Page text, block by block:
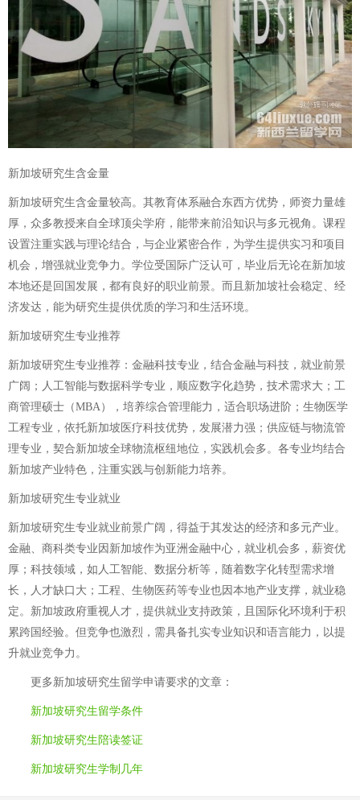
新加坡研究生含金量
新加坡研究生含金量较高。其教育体系融合东西方优势，师资力量雄
厚，众多教授来自全球顶尖学府，能带来前沿知识与多元视角。课程
设置注重实践与理论结合，与企业紧密合作，为学生提供实习和项目
机会，增强就业竞争力。学位受国际广泛认可，毕业后无论在新加坡
本地还是回国发展，都有良好的职业前景。而且新加坡社会稳定、经
济发达，能为研究生提供优质的学习和生活环境。
新加坡研究生专业推荐
新加坡研究生专业推荐：金融科技专业，结合金融与科技，就业前景
广阔；人工智能与数据科学专业，顺应数字化趋势，技术需求大；工
商管理硕士（MBA），培养综合管理能力，适合职场进阶；生物医学
工程专业，依托新加坡医疗科技优势，发展潜力强；供应链与物流管
理专业，契合新加坡全球物流枢纽地位，实践机会多。各专业均结合
新加坡产业特色，注重实践与创新能力培养。
新加坡研究生专业就业
新加坡研究生专业就业前景广阔，得益于其发达的经济和多元产业。
金融、商科类专业因新加坡作为亚洲金融中心，就业机会多，薪资优
厚；科技领域，如人工智能、数据分析等，随着数字化转型需求增
长，人才缺口大；工程、生物医药等专业也因本地产业支撑，就业稳
定。新加坡政府重视人才，提供就业支持政策，且国际化环境利于积
累跨国经验。但竞争也激烈，需具备扎实专业知识和语言能力，以提
升就业竞争力。
更多新加坡研究生留学申请要求的文章：
新加坡研究生留学条件
新加坡研究生陪读签证
新加坡研究生学制几年